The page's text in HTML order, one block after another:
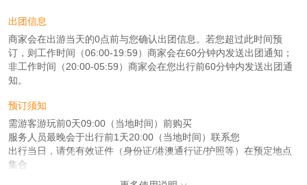
出团信息
商家会在出游当天的0点前与您确认出团信息。若您超过此时间预
订，则工作时间（06:00-19:59）商家会在60分钟内发送出团通知；
非工作时间（20:00-05:59）商家会在您出行前60分钟内发送出团通
知。
预订须知
需游客游玩前0天09:00（当地时间）前购买
服务人员最晚会于出行前1天20:00（当地时间）联系您
出行当日，请凭有效证件（身份证/港澳通行证/护照等）在预定地点
集合